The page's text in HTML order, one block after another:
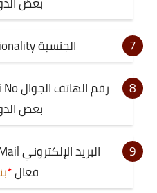
الجنسية Nationality
بعض
فعال*